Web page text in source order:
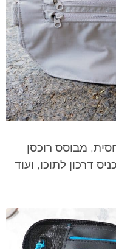
מבוסס רוכסן
דרכון לתוכו, ועוד